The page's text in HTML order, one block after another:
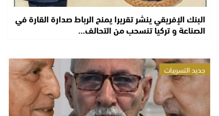
البنك الإفريقي ينشر تقريرا يمنح الرباط صدارة القارة في
الصناعة و تركيا تنسحب من التحالف…
جديد التسريبات